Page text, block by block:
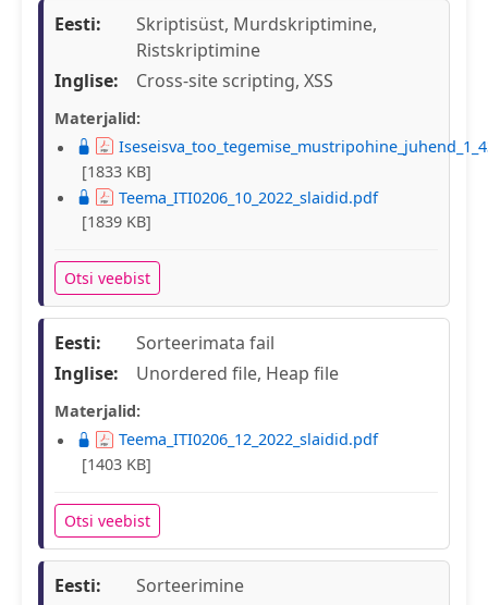
Eesti:
Skriptisüst, Murdskriptimine,
Ristskriptimine
Inglise:
Cross-site scripting, XSS
Materjalid:
[1833 KB]
Teema_ITI0206_10_2022_slaidid.pdf
[1839 KB]
Otsi veebist
Eesti:
Sorteerimata fail
Inglise:
Unordered file, Heap file
Materjalid:
Teema_ITI0206_12_2022_slaidid.pdf
[1403 KB]
Otsi veebist
Eesti:
Sorteerimine